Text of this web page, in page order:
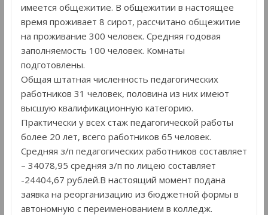
имеется общежитие. В общежитии в настоящее
время проживает 8 сирот, рассчитано общежитие
на проживание 300 человек. Средняя годовая
заполняемость 100 человек. Комнаты
подготовлены.
Общая штатная численность педагогических
работников 31 человек, половина из них имеют
высшую квалификационную категорию.
Практически у всех стаж педагогической работы
более 20 лет, всего работников 65 человек.
Средняя з/п педагогических работников составляет
– 34078,95 средняя з/п по лицею составляет
-24404,67 рублей.В настоящий момент подана
заявка на реорганизацию из бюджетной формы в
автономную с переименованием в колледж.